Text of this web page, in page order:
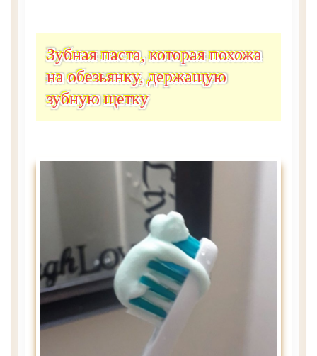
Зубная паста, которая похожа
на обезьянку, держащую
зубную щетку